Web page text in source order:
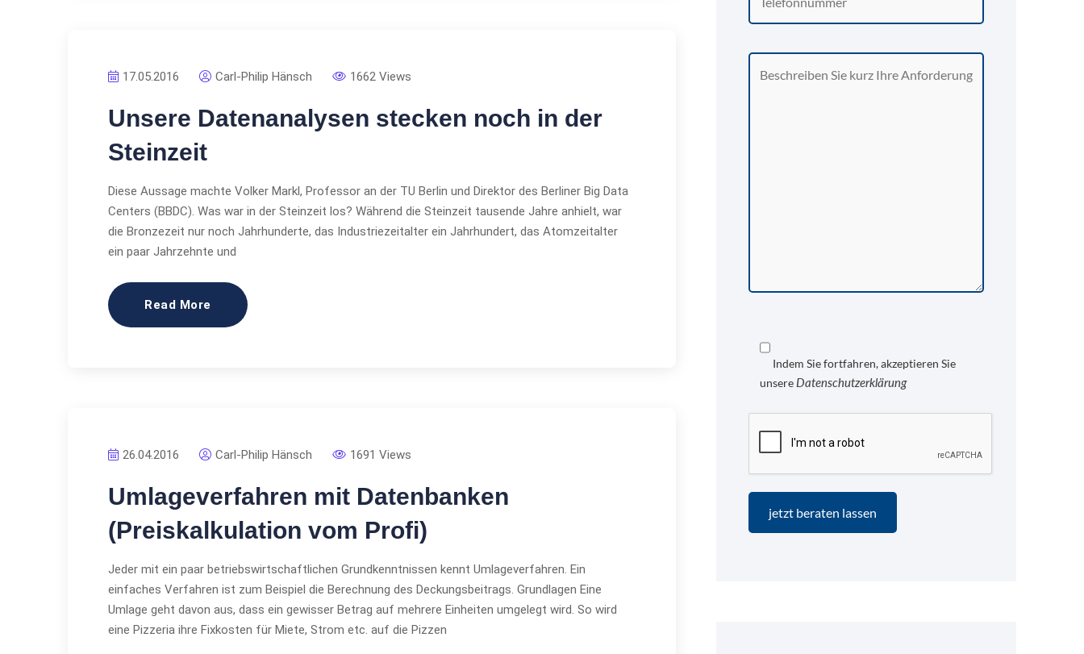
17.05.2016 Carl-Philip Hänsch 1662 Views
Unsere Datenanalysen stecken noch in der
Steinzeit
Diese Aussage machte Volker Markl, Professor an der TU Berlin und Direktor des Berliner Big Data
Centers (BBDC). Was war in der Steinzeit los? Während die Steinzeit tausende Jahre anhielt, war
die Bronzezeit nur noch Jahrhunderte, das Industriezeitalter ein Jahrhundert, das Atomzeitalter
ein paar Jahrzehnte und
Read More
26.04.2016 Carl-Philip Hänsch 1691 Views
Umlageverfahren mit Datenbanken
(Preiskalkulation vom Profi)
Jeder mit ein paar betriebswirtschaftlichen Grundkenntnissen kennt Umlageverfahren. Ein
einfaches Verfahren ist zum Beispiel die Berechnung des Deckungsbeitrags. Grundlagen Eine
Umlage geht davon aus, dass ein gewisser Betrag auf mehrere Einheiten umgelegt wird. So wird
eine Pizzeria ihre Fixkosten für Miete, Strom etc. auf die Pizzen
Indem Sie fortfahren, akzeptieren Sie
unsere Datenschutzerklärung